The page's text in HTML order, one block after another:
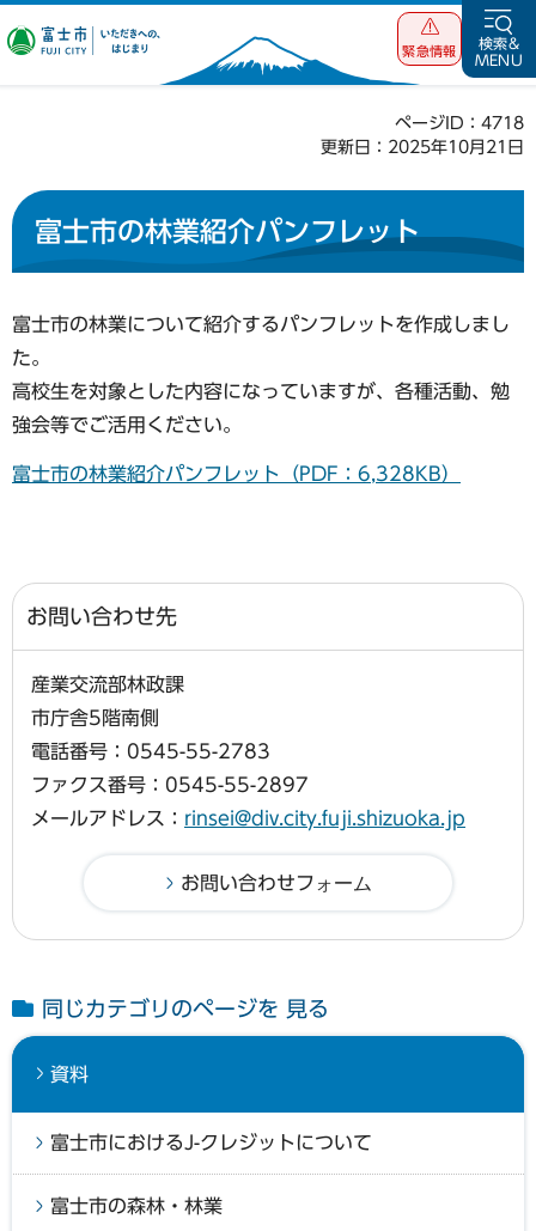
富士市 いただ
緊急情報
検索&
MENU
ページID：4718
更新日：2025年10月21日
富士市の林業紹介パンフレット
富士市の林業について紹介するパンフレットを作成しまし
た。
高校生を対象とした内容になっていますが、各種活動、勉
強会等でご活用ください。
富士市の林業紹介パンフレット（PDF：6,328KB）
お問い合わせ先
産業交流部林政課
市庁舎5階南側
電話番号：0545-55-2783
ファクス番号：0545-55-2897
メールアドレス： rinsei@div.city.fuji.shizuoka.jp
同じカテゴリのページを 見る
資料
富士市におけるJ-クレジットについて
富士市の森林・林業